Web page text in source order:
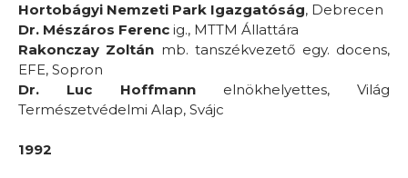
Hortobágyi Nemzeti Park Igazgatóság, Debrecen
Dr. Mészáros Ferenc ig., MTTM Állattára
Rakonczay Zoltán mb. tanszékvezető egy. docens,
EFE, Sopron
Dr. Luc Hoffmann elnökhelyettes, Világ
Természetvédelmi Alap, Svájc
1992